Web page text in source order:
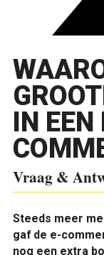
IN EEN
Vraag &
Steeds meer
gaf de e-
nog een extra